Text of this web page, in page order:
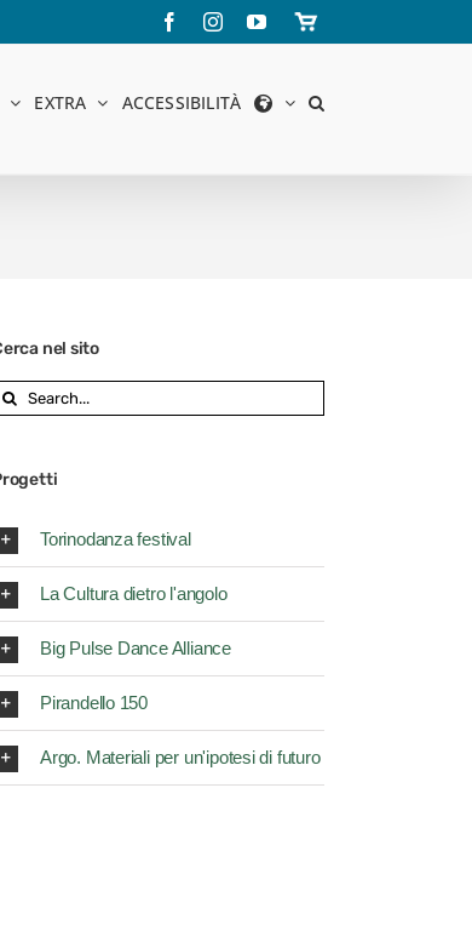
FacebookInstagramYouTube
Store
online
EXTRA ACCESSIBILITÀ
nel sito
Search
Torinodanza festival
La Cultura dietro l'angolo
Big Pulse Dance Alliance
Pirandello 150
Argo. Materiali per un'ipotesi di futuro